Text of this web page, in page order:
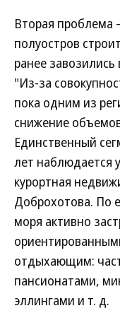
Вторая проблема
полуостров
ранее
"Из-за
пока одним из
снижение
Единственный
лет
курортная
Доброхотова. По
моря активно
отдыхающим:
пансионатами,
эллингами и т. д.